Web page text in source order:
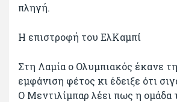
πληγή.
Η επιστροφή του ΕλΚαμπί
Στη Λαμία ο Ολυμπιακός έκανε
εμφάνιση φέτος κι έδειξε ότι
Ο Μεντιλίμπαρ λέει πως η ομάδα